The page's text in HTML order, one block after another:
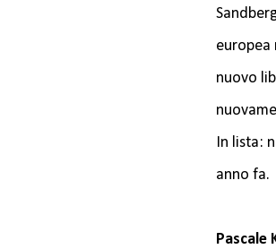
europea
nuovo
In lista:
anno fa.
Pascale